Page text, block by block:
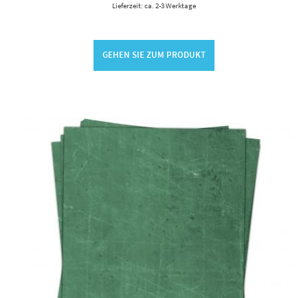
Lieferzeit: ca. 2-3 Werktage
GEHEN SIE ZUM PRODUKT